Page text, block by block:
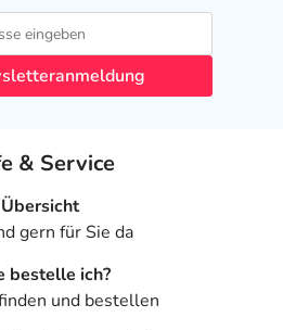
& Service
Übersicht
gern für Sie da
bestelle ich?
und bestellen